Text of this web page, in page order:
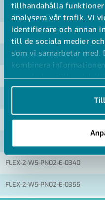
tillhandahålla
analysera vår trafik. Vi
identifierare och annan
till de sociala medier
som vi samarbetar med.
kombinera
som du har
när du har använt deras
Artikelnummer RSK
FLEX-2-W5-PN02-E-0180
FLEX-2-W5-PN02-E-0204
FLEX-2-W5-PN02-E-0280
FLEX-2-W5-PN02-E-0340
FLEX-2-W5-PN02-E-0355